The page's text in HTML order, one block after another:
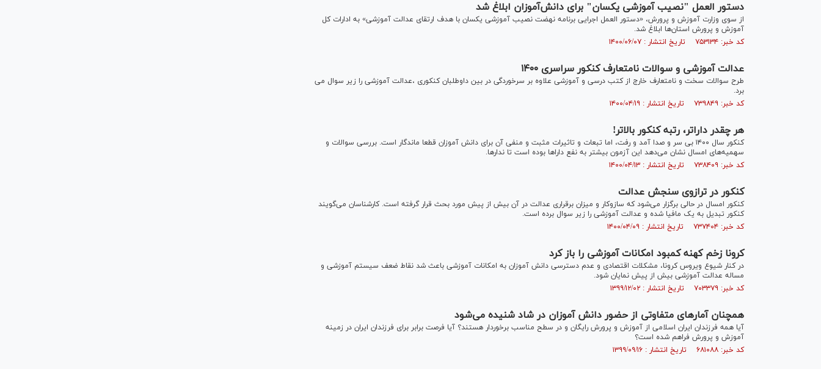
دستور العمل "نصیب آموزشی یکسان" برای دانش‌آموزان ابلاغ شد
از سوی وزارت آموزش و پرورش، «دستور العمل اجرایی برنامه نهضت نصیب آموزشی یکسان با هدف ارتقای عدالت آموزشی» به ادارات کل
آموزش و پرورش استان‌ها ابلاغ شد.
کد خبر: ۷۵۳۱۳۴ تاریخ انتشار : ۱۴۰۰/۰۶/۰۷
عدالت آموزشی و سوالات نامتعارف کنکور سراسری ۱۴۰۰
طرح سوالات سخت و نامتعارف خارج از کتب درسی و آموزشی علاوه بر سرخوردگی در بین داوطلبان کنکوری ،عدالت آموزشی را زیر سوال می
برد.
کد خبر: ۷۳۹۸۴۹ تاریخ انتشار : ۱۴۰۰/۰۴/۱۹
هر چقدر داراتر، رتبه کنکور بالاتر!
کنکور سال ۱۴۰۰ بی سر و صدا آمد و رفت، اما تبعات و تاثیرات مثبت و منفی آن برای دانش آموزان قطعا ماندگار است. بررسی سوالات و
سهمیه‌های امسال نشان می‌دهد این آزمون بیشتر به نفع دارا‌ها بوده است تا ندارها.
کد خبر: ۷۳۸۴۰۹ تاریخ انتشار : ۱۴۰۰/۰۴/۱۳
کنکور در ترازوی سنجش عدالت
کنکور امسال در حالی برگزار می‌شود که سازوکار و میزان برقراری عدالت در آن بیش از پیش مورد بحث قرار گرفته است. کارشناسان می‌گویند
کنکور تبدیل به یک مافیا شده و عدالت آموزشی را زیر سوال برده است.
کد خبر: ۷۳۷۴۰۴ تاریخ انتشار : ۱۴۰۰/۰۴/۰۹
کرونا زخم کهنه کمبود امکانات آموزشی را باز کرد
در کنار شیوع ویروس کرونا، مشکلات اقتصادی و عدم دسترسی دانش آموزان به امکانات آموزشی باعث شد نقاط ضعف سیستم آموزشی و
مساله عدالت آموزشی بیش از پیش نمایان شود.
کد خبر: ۷۰۳۳۷۹ تاریخ انتشار : ۱۳۹۹/۱۲/۰۲
همچنان آمار‌های متفاوتی از حضور دانش آموزان در شاد شنیده می‌شود
آیا همه فرزندان ایران اسلامی از آموزش و پرورش رایگان و در سطح مناسب برخوردار هستند؟ آیا فرصت برابر برای فرزندان ایران در زمینه
آموزش و پرورش فراهم شده است؟
کد خبر: ۶۸۱۰۸۸ تاریخ انتشار : ۱۳۹۹/۰۹/۱۶